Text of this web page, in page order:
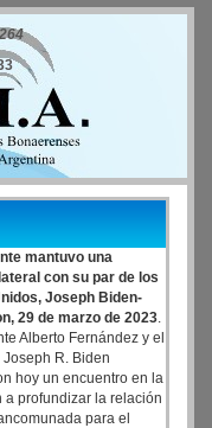
mantuvo una
con su par de los
Joseph Biden-
29 de marzo de 2023.
Alberto Fernández y el
R. Biden
hoy un encuentro en la
a profundizar la relación
para el